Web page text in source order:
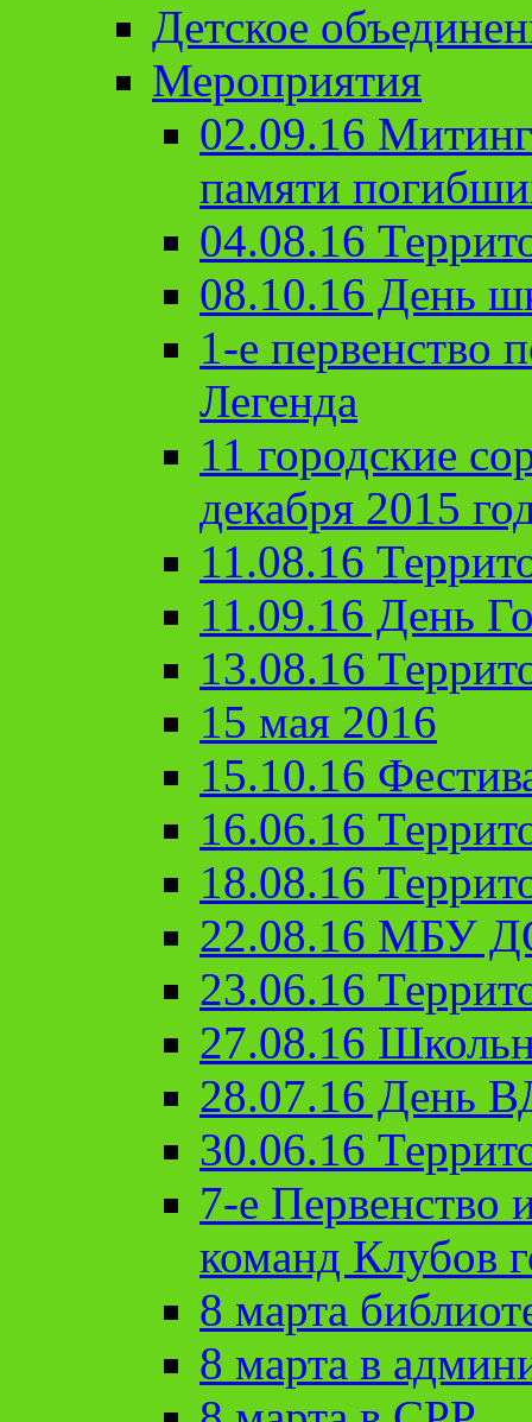
Детское
Мероприятия
02.09.16
памяти
04.08.16
08.10.16 День
1-е первенство
Легенда
11 городские
декабря 2015
11.08.16
11.09.16 День
13.08.16
15 мая 2016
15.10.16
16.06.16
18.08.16
22.08.16 МБУ
23.06.16
27.08.16
28.07.16 День
30.06.16
7-е Первенство
команд Клубов
8 марта
8 марта в